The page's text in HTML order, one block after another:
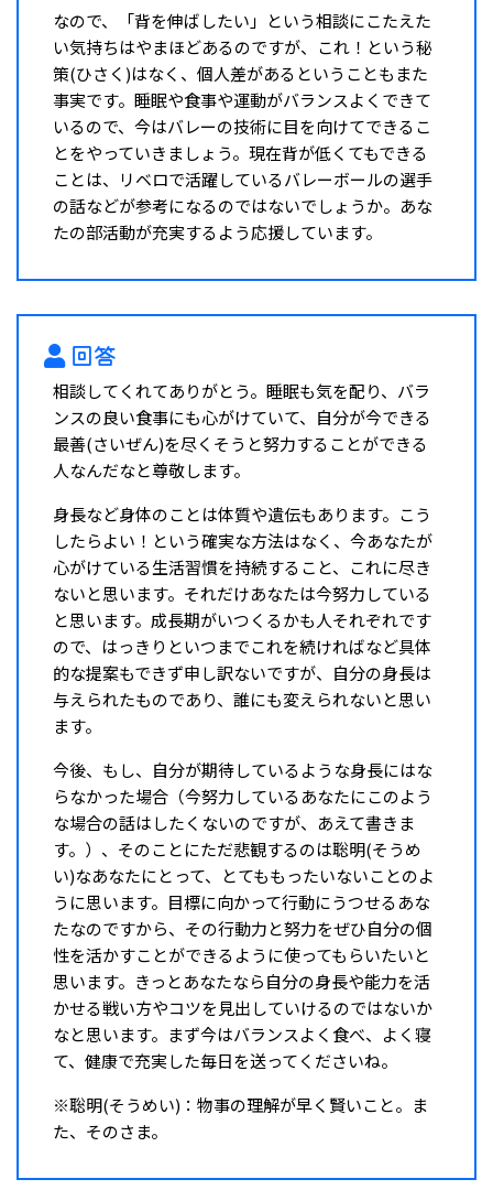
なので、「背を伸ばしたい」という相談にこたえた
い気持ちはやまほどあるのですが、これ！という秘
策(ひさく)はなく、個人差があるということもまた
事実です。睡眠や食事や運動がバランスよくできて
いるので、今はバレーの技術に目を向けてできるこ
とをやっていきましょう。現在背が低くてもできる
ことは、リベロで活躍しているバレーボールの選手
の話などが参考になるのではないでしょうか。あな
たの部活動が充実するよう応援しています。
回答
相談してくれてありがとう。睡眠も気を配り、バラ
ンスの良い食事にも心がけていて、自分が今できる
最善(さいぜん)を尽くそうと努力することができる
人なんだなと尊敬します。
身長など身体のことは体質や遺伝もあります。こう
したらよい！という確実な方法はなく、今あなたが
心がけている生活習慣を持続すること、これに尽き
ないと思います。それだけあなたは今努力している
と思います。成長期がいつくるかも人それぞれです
ので、はっきりといつまでこれを続ければなど具体
的な提案もできず申し訳ないですが、自分の身長は
与えられたものであり、誰にも変えられないと思い
ます。
今後、もし、自分が期待しているような身長にはな
らなかった場合（今努力しているあなたにこのよう
な場合の話はしたくないのですが、あえて書きま
す。）、そのことにただ悲観するのは聡明(そうめ
い)なあなたにとって、とてももったいないことのよ
うに思います。目標に向かって行動にうつせるあな
たなのですから、その行動力と努力をぜひ自分の個
性を活かすことができるように使ってもらいたいと
思います。きっとあなたなら自分の身長や能力を活
かせる戦い方やコツを見出していけるのではないか
なと思います。まず今はバランスよく食べ、よく寝
て、健康で充実した毎日を送ってくださいね。
※聡明(そうめい)：物事の理解が早く賢いこと。ま
た、そのさま。